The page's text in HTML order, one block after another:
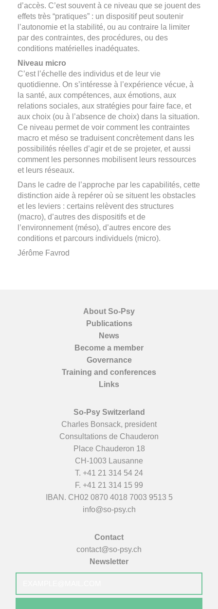
d’accès. C’est souvent à ce niveau que se jouent des
effets très “pratiques” : un dispositif peut soutenir
l’autonomie et la stabilité, ou au contraire la limiter
par des contraintes, des procédures, ou des
conditions matérielles inadéquates.
Niveau micro
C’est l’échelle des individus et de leur vie
quotidienne. On s’intéresse à l’expérience vécue, à
la santé, aux compétences, aux émotions, aux
relations sociales, aux stratégies pour faire face, et
aux choix (ou à l’absence de choix) dans la situation.
Ce niveau permet de voir comment les contraintes
macro et méso se traduisent concrètement dans les
possibilités réelles d’agir et de se projeter, et aussi
comment les personnes mobilisent leurs ressources
et leurs réseaux.
Dans le cadre de l’approche par les capabilités, cette
distinction aide à repérer où se situent les obstacles
et les leviers : certains relèvent des structures
(macro), d’autres des dispositifs et de
l’environnement (méso), d’autres encore des
conditions et parcours individuels (micro).
Jérôme Favrod
About So-Psy
Publications
News
Become a member
Governance
Training and conferences
Links
So-Psy Switzerland
Charles Bonsack, president
Consultations de Chauderon
Place Chauderon 18
CH-1003 Lausanne
T. +41 21 314 54 24
F. +41 21 314 15 99
IBAN. CH02 0870 4018 7003 9513 5
info@so-psy.ch
Contact
contact@so-psy.ch
Newsletter
*